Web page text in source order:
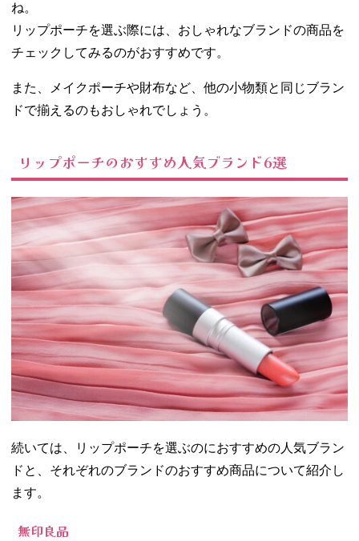
ね。
リップポーチを選ぶ際には、おしゃれなブランドの商品を
チェックしてみるのがおすすめです。
また、メイクポーチや財布など、他の小物類と同じブラン
ドで揃えるのもおしゃれでしょう。
リップポーチのおすすめ人気ブランド6選
続いては、リップポーチを選ぶのにおすすめの人気ブラン
ドと、それぞれのブランドのおすすめ商品について紹介し
ます。
無印良品